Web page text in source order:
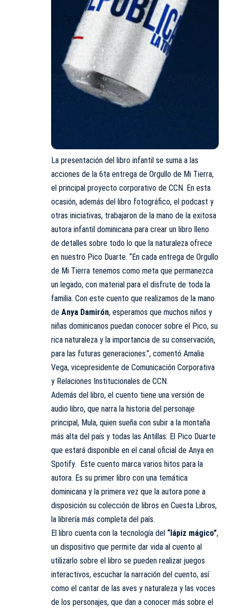
La presentación del libro infantil se suma a las
acciones de la 6ta entrega de Orgullo de Mi Tierra,
el principal proyecto corporativo de CCN. En esta
ocasión, además del libro fotográfico, el podcast y
otras iniciativas, trabajaron de la mano de la exitosa
autora infantil dominicana para crear un libro lleno
de detalles sobre todo lo que la naturaleza ofrece
en nuestro Pico Duarte. “En cada entrega de Orgullo
de Mi Tierra tenemos como meta que permanezca
un legado, con material para el disfrute de toda la
familia. Con este cuento que realizamos de la mano
de Anya Damirón, esperamos que muchos niños y
niñas dominicanos puedan conocer sobre el Pico, su
rica naturaleza y la importancia de su conservación,
para las futuras generaciones.”, comentó Amalia
Vega, vicepresidente de Comunicación Corporativa
y Relaciones Institucionales de CCN.
Además del libro, el cuento tiene una versión de
audio libro, que narra la historia del personaje
principal, Mula, quien sueña con subir a la montaña
más alta del país y todas las Antillas: El Pico Duarte
que estará disponible en el canal oficial de Anya en
Spotify. Este cuento marca varios hitos para la
autora. Es su primer libro con una temática
dominicana y la primera vez que la autora pone a
disposición su colección de libros en Cuesta Libros,
la librería más completa del país.
El libro cuenta con la tecnología del “lápiz mágico”,
un dispositivo que permite dar vida al cuento al
utilizarlo sobre el libro se pueden realizar juegos
interactivos, escuchar la narración del cuento, así
como el cantar de las aves y naturaleza y las voces
de los personajes, que dan a conocer más sobre el